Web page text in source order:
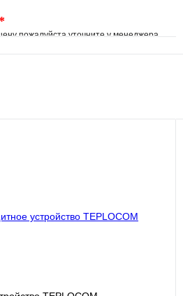
*
пожалуйста уточните у менеджера
Сравнение
В корзину